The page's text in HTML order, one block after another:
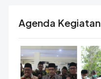
Agenda Kegiatan